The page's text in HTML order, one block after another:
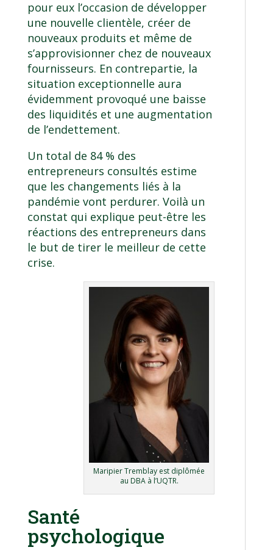
pour eux l’occasion de développer
une nouvelle clientèle, créer de
nouveaux produits et même de
s’approvisionner chez de nouveaux
fournisseurs. En contrepartie, la
situation exceptionnelle aura
évidemment provoqué une baisse
des liquidités et une augmentation
de l’endettement.
Un total de 84 % des
entrepreneurs consultés estime
que les changements liés à la
pandémie vont perdurer. Voilà un
constat qui explique peut-être les
réactions des entrepreneurs dans
le but de tirer le meilleur de cette
crise.
Maripier Tremblay est diplômée
au DBA à l’UQTR.
Santé
psychologique